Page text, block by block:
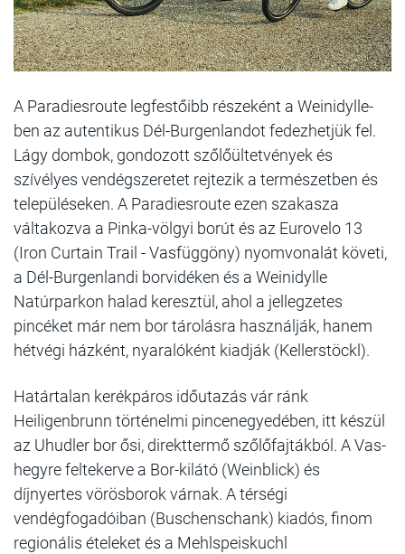
A Paradiesroute legfestőibb részeként a Weinidylle-
ben az autentikus Dél-Burgenlandot fedezhetjük fel.
Lágy dombok, gondozott szőlőültetvények és
szívélyes vendégszeretet rejtezik a természetben és
településeken. A Paradiesroute ezen szakasza
váltakozva a Pinka-völgyi borút és az Eurovelo 13
(Iron Curtain Trail - Vasfüggöny) nyomvonalát követi,
a Dél-Burgenlandi borvidéken és a Weinidylle
Natúrparkon halad keresztül, ahol a jellegzetes
pincéket már nem bor tárolásra használják, hanem
hétvégi házként, nyaralóként kiadják (Kellerstöckl).
Határtalan kerékpáros időutazás vár ránk
Heiligenbrunn történelmi pincenegyedében, itt készül
az Uhudler bor ősi, direkttermő szőlőfajtákból. A Vas-
hegyre feltekerve a Bor-kilátó (Weinblick) és
díjnyertes vörösborok várnak. A térségi
vendégfogadóiban (Buschenschank) kiadós, finom
regionális ételeket és a Mehlspeiskuchl